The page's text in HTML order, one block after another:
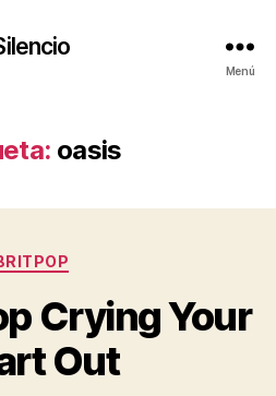
Menú
oasis
Categorías
Crying Your
Out